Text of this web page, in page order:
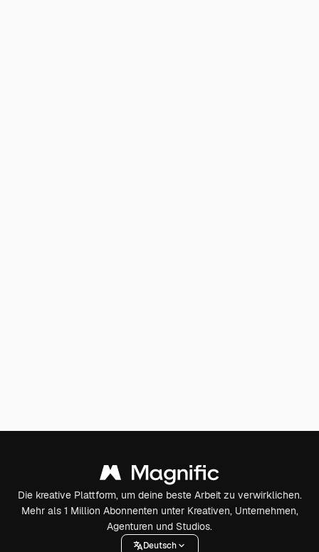
Die kreative Plattform, um deine beste Arbeit zu verwirklichen.
Mehr als 1 Million Abonnenten unter Kreativen, Unternehmen,
Agenturen und Studios.
Deutsch